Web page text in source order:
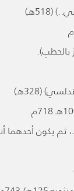
بالحطبِ).
(328هـ)
ثم يكون أحدهما